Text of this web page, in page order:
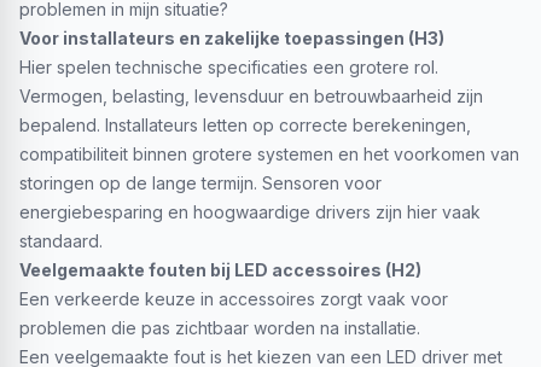
problemen in mijn situatie?
Voor installateurs en zakelijke toepassingen (H3)
Hier spelen technische specificaties een grotere rol.
Vermogen, belasting, levensduur en betrouwbaarheid zijn
bepalend. Installateurs letten op correcte berekeningen,
compatibiliteit binnen grotere systemen en het voorkomen van
storingen op de lange termijn. Sensoren voor
energiebesparing en hoogwaardige drivers zijn hier vaak
standaard.
Veelgemaakte fouten bij LED accessoires (H2)
Een verkeerde keuze in accessoires zorgt vaak voor
problemen die pas zichtbaar worden na installatie.
Een veelgemaakte fout is het kiezen van een LED driver met